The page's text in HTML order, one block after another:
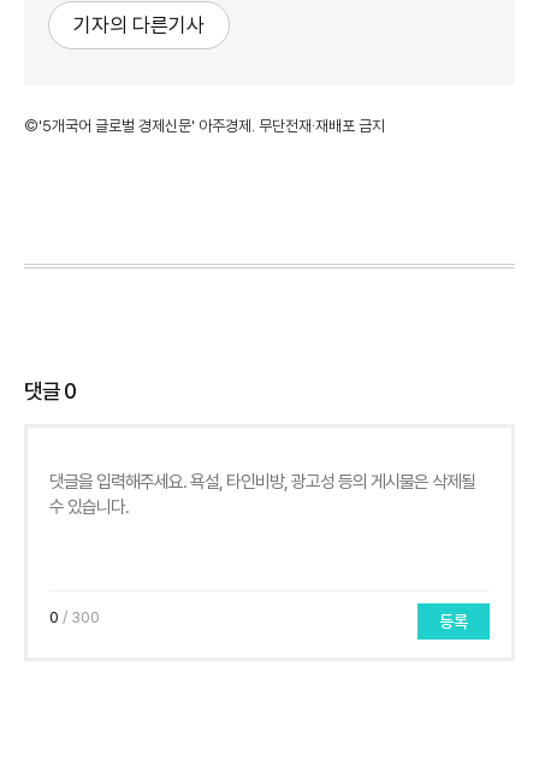
기자의 다른기사
©'5개국어 글로벌 경제신문' 아주경제. 무단전재·재배포 금지
댓글0
0 / 300 등록